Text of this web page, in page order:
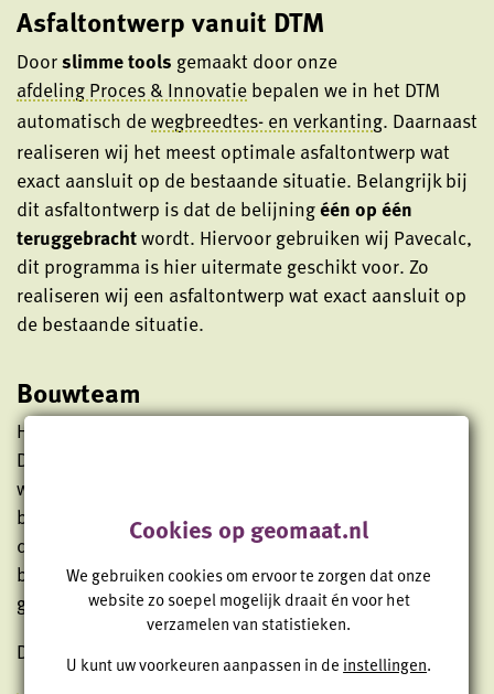
Asfaltontwerp vanuit DTM
Doorslimme tools gemaakt door onze
afdeling Proces & Innovatiebepalen we in het DTM
automatisch dewegbreedtes- en verkanting. Daarnaast
realiseren wij het meest optimale asfaltontwerp wat
exact aansluit op de bestaande situatie. Belangrijk bij
dit asfaltontwerp is dat de belijningéén op één
teruggebrachtwordt. Hiervoor gebruiken wij Pavecalc,
dit programma is hier uitermate geschikt voor. Zo
realiseren wij een asfaltontwerp wat exact aansluit op
de bestaande situatie.
Bouwteam
Het werken in een bouwteam past goed bij Geomaat.
Door de
worden beslissingen snel genomen en zijn de lijnen
binnen het bouwteam kort.
Flexibiliteit
en goede
communicatie zijn hierbij noodzaak. Het werken
binnen het bouwteam is snel, flexibel en
georganiseerd.
De partijen binnen dit bouwteam zijn:
Cookies op geomaat.nl
We gebruiken cookies om ervoor te zorgen dat onze
website zo soepel mogelijk draait én voor het
verzamelen van statistieken.
U kunt uw voorkeuren aanpassen in de instellingen.